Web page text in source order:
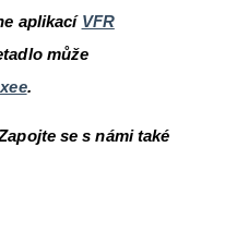
aplikací VFR
může
.
se s námi také